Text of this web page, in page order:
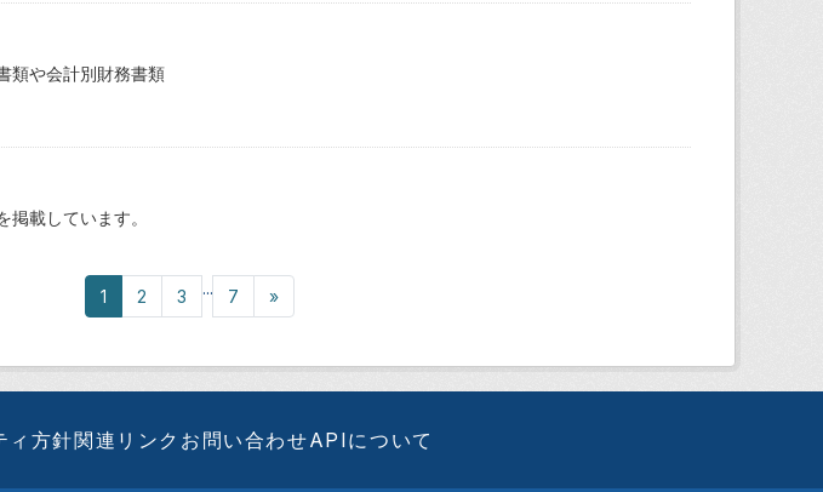
類や会計別財務書類
載しています。
1 2 3 ... 7 »
ィ方針関連リンク お問い合わせAPIについて